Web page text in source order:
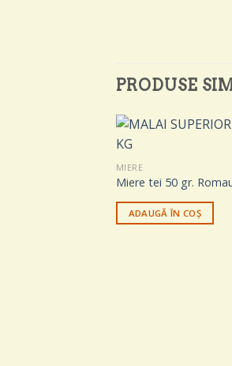
PRODUSE
MIERE
Miere tei 50 gr.
ADAUGĂ ÎN COȘ